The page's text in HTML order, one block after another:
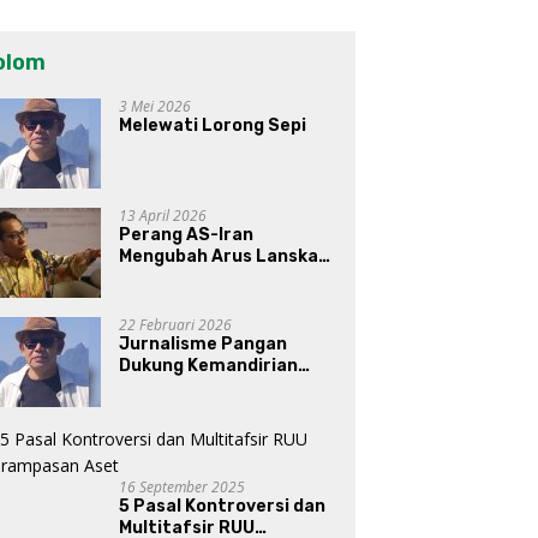
3 Mei 2026
Melewati Lorong Sepi
13 April 2026
Perang AS-Iran
Mengubah Arus Lanskap
Prabowo-Gibran?
22 Februari 2026
Jurnalisme Pangan
Dukung Kemandirian
16 September 2025
5 Pasal Kontroversi dan
Multitafsir RUU